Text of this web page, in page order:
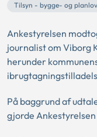
Tilsyn - bygge- og
Ankestyrelsen
journalist om Viborg
herunder
På baggrund af
gjorde